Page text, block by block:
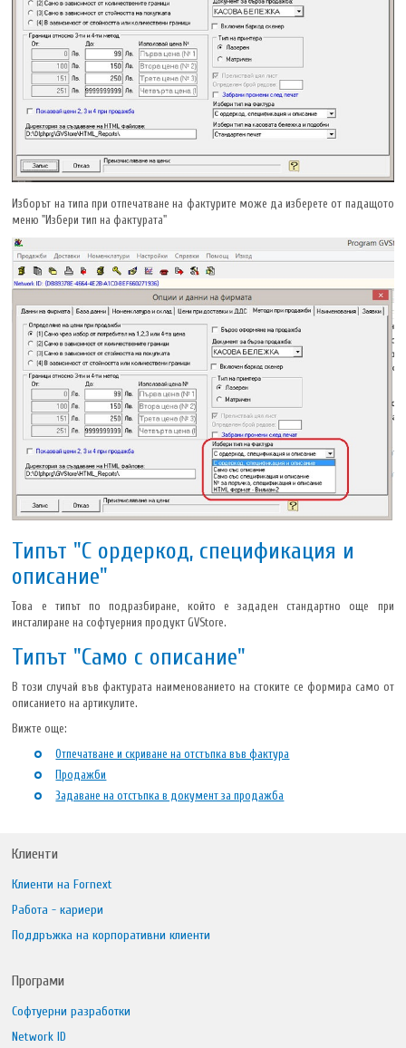
Изборът на типа при отпечатване на фактурите може да изберете от падащото
меню "Избери тип на фактурата"
Типът "С ордеркод, спецификация и
описание"
Това е типът по подразбиране, който е зададен стандартно още при
инсталиране на софтуерния продукт GVStore.
Типът "Само с описание"
В този случай във фактурата наименованието на стоките се формира само от
описанието на артикулите.
Вижте още:
Отпечатване и скриване на отстъпка във фактура
Продажби
Задаване на отстъпка в документ за продажба
Клиенти
Клиенти на Fornext
Работа - кариери
Поддръжка на корпоративни клиенти
Програми
Софтуерни разработки
Network ID